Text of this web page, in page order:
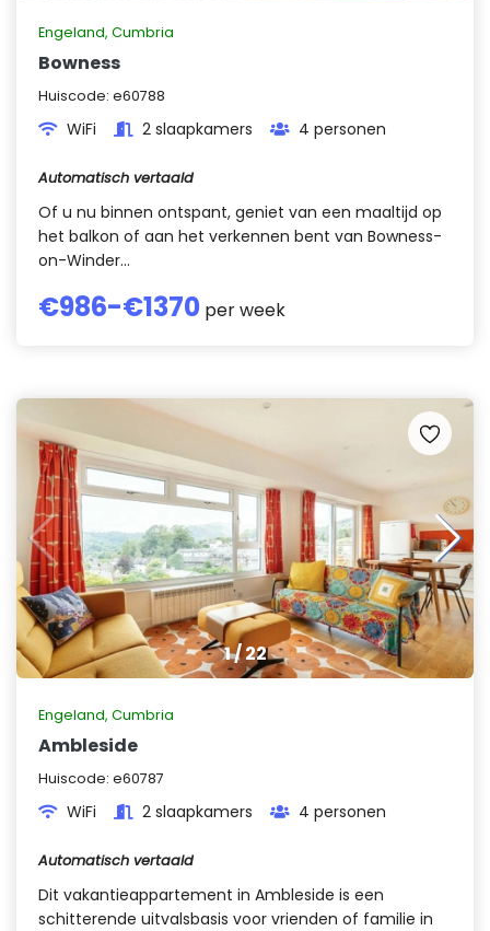
Engeland, Cumbria
Bowness
Huiscode: e60788
WiFi 2 slaapkamers 4 personen
Automatisch vertaald
Of u nu binnen ontspant, geniet van een maaltijd op
het balkon of aan het verkennen bent van Bowness-
on-Winder...
€986-€1370 per week
1/22
Engeland, Cumbria
Ambleside
Huiscode: e60787
WiFi 2 slaapkamers 4 personen
Automatisch vertaald
Dit vakantieappartement in Ambleside is een
schitterende uitvalsbasis voor vrienden of familie in